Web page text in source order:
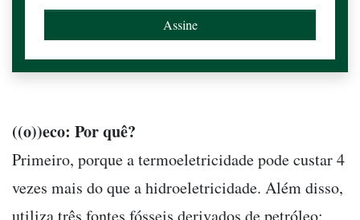
((o))eco: Por quê?
Primeiro, porque a termoeletricidade pode custar 4
vezes mais do que a hidroeletricidade. Além disso,